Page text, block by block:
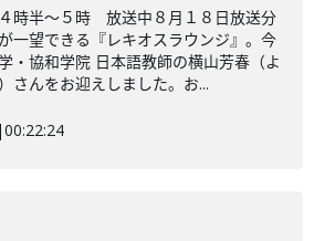
時半～５時 放送中８月１８日放送分
一望できる『レキオスラウンジ』。今
・協和学院 日本語教師の横山芳春（よ
さんをお迎えしました。お...
|00:22:24